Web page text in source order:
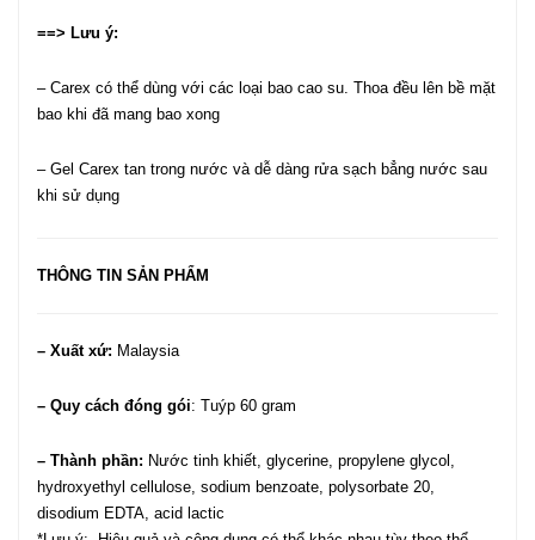
==> Lưu ý:
– Carex có thể dùng với các loại bao cao su. Thoa đều lên bề mặt
bao khi đã mang bao xong
– Gel Carex tan trong nước và dễ dàng rửa sạch bẳng nước sau
khi sử dụng
THÔNG TIN SẢN PHẨM
– Xuất xứ: Malaysia
– Quy cách đóng gói: Tuýp 60 gram
– Thành phần: Nước tinh khiết, glycerine, propylene glycol,
hydroxyethyl cellulose, sodium benzoate, polysorbate 20,
disodium EDTA, acid lactic